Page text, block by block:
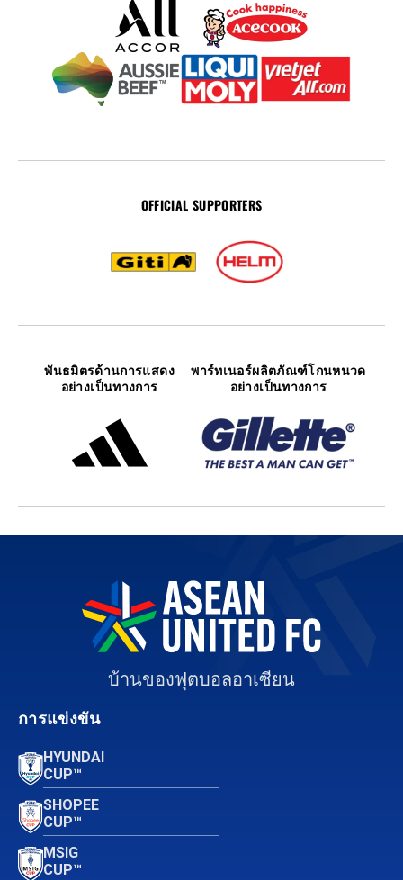
OFFICIAL SUPPORTERS
พันธมิตรด้านการแสดง
อย่างเป็นทางการ
พาร์ทเนอร์ผลิตภัณฑ์โกนหนวด
อย่างเป็นทางการ
บ้านของฟุตบอลอาเซียน
การแข่งขัน
HYUNDAI
CUP™
SHOPEE
CUP™
MSIG
CUP™